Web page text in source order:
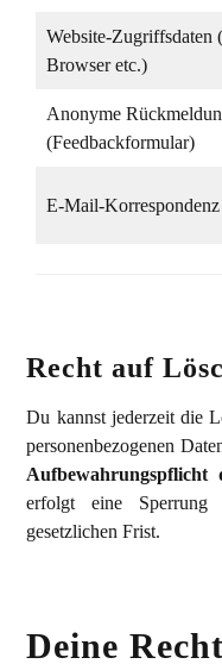
Website-Zugriffsdaten
Browser etc.)
Anonyme
(Feedbackformular)
E-Mail-Korrespondenz
Recht auf
Du kannst jederzeit die
personenbezogenen
Aufbewahrungspflicht
erfolgt eine
gesetzlichen Frist.
Deine